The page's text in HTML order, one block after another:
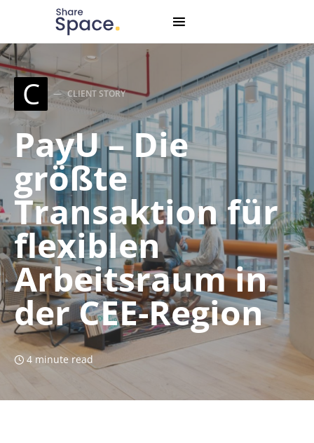
Search for:
When autocomplete results are available use up and
C CLIENT STORY
PayU – Die
größte
Transaktion für
flexiblen
Arbeitsraum in
der CEE-Region
4 minute read